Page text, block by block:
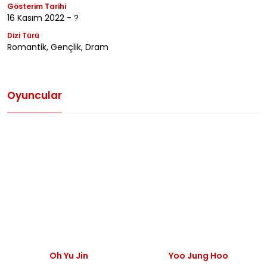
Gösterim Tarihi
16 Kasım 2022 - ?
Dizi Türü
Romantik, Gençlik, Dram
Oyuncular
Oh Yu Jin Yoo Jung Hoo